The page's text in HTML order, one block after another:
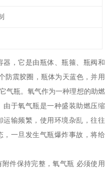
，它是由瓶体、瓶箍、瓶阀和
防震胶圈，瓶体为天蓝色，并用
气瓶。氧气作为一种理想的助燃
于氧气瓶是一种盛装助燃压缩
输频繁，使用环境杂乱，往往
一旦发生气瓶爆炸事故，将给
件保持完整，氧气瓶 必须使用